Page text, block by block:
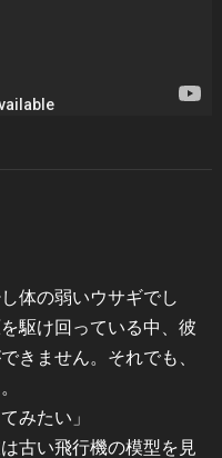
体の弱いウサギでし
駆け回っている中、彼
きません。それでも、
みたい」
古い飛行機の模型を見